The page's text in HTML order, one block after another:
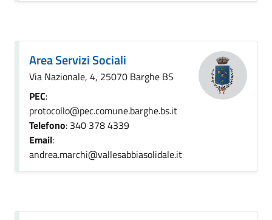
Area Servizi Sociali
Via Nazionale, 4, 25070 Barghe BS
PEC:
protocollo@pec.comune.barghe.bs.it
Telefono: 340 378 4339
Email:
andrea.marchi@vallesabbiasolidale.it